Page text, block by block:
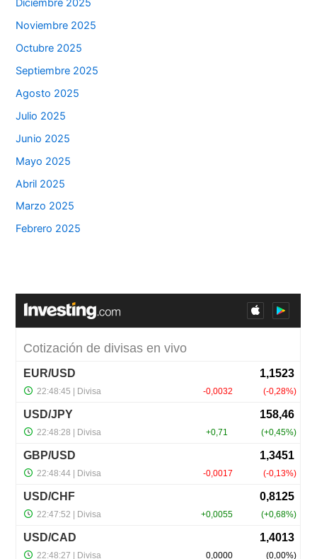
Diciembre 2025
Noviembre 2025
Octubre 2025
Septiembre 2025
Agosto 2025
Julio 2025
Junio 2025
Mayo 2025
Abril 2025
Marzo 2025
Febrero 2025